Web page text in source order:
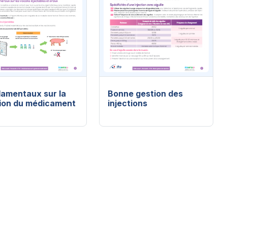
sur la
du médicament
Bonne gestion des
injections